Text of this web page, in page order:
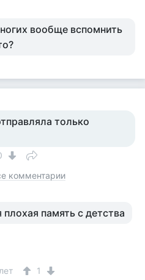
вообще вспомнить
только
комментарии
память с детства
1